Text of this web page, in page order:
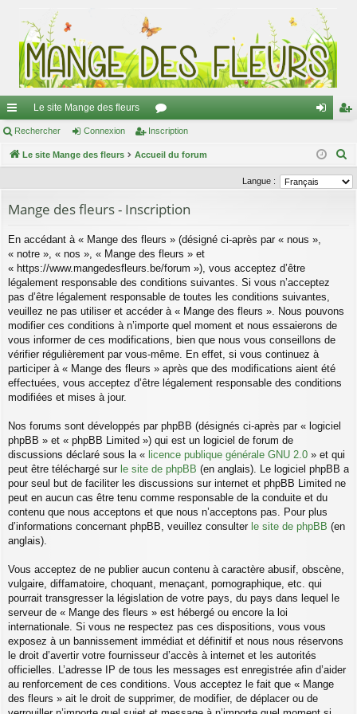
ac
co
ci
Le site Mange des fleurs
or
u
s
ne cri
pti
Rechercher Connexion Inscription
Le site Mange des fleurs Accueil du forum
c
Langue :
Mange des fleurs - Inscription
En accédant à « Mange des fleurs » (désigné ci-après par « nous »,
« notre », « nos », « Mange des fleurs » et
« https://www.mangedesfleurs.be/forum »), vous acceptez d’être
légalement responsable des conditions suivantes. Si vous n’acceptez
pas d’être légalement responsable de toutes les conditions suivantes,
veuillez ne pas utiliser et accéder à « Mange des fleurs ». Nous pouvons
modifier ces conditions à n’importe quel moment et nous essaierons de
vous informer de ces modifications, bien que nous vous conseillons de
vérifier régulièrement par vous-même. En effet, si vous continuez à
participer à « Mange des fleurs » après que des modifications aient été
effectuées, vous acceptez d’être légalement responsable des conditions
modifiées et mises à jour.
Nos forums sont développés par phpBB (désignés ci-après par « logiciel
phpBB » et « phpBB Limited ») qui est un logiciel de forum de
discussions déclaré sous la « licence publique générale GNU 2.0 » et qui
peut être téléchargé sur le site de phpBB (en anglais). Le logiciel phpBB a
pour seul but de faciliter les discussions sur internet et phpBB Limited ne
peut en aucun cas être tenu comme responsable de la conduite et du
contenu que nous acceptons et que nous n’acceptons pas. Pour plus
d’informations concernant phpBB, veuillez consulter le site de phpBB (en
anglais).
Vous acceptez de ne publier aucun contenu à caractère abusif, obscène,
vulgaire, diffamatoire, choquant, menaçant, pornographique, etc. qui
pourrait transgresser la législation de votre pays, du pays dans lequel le
serveur de « Mange des fleurs » est hébergé ou encore la loi
internationale. Si vous ne respectez pas ces dispositions, vous vous
exposez à un bannissement immédiat et définitif et nous nous réservons
le droit d’avertir votre fournisseur d’accès à internet et les autorités
officielles. L’adresse IP de tous les messages est enregistrée afin d’aider
au renforcement de ces conditions. Vous acceptez le fait que « Mange
des fleurs » ait le droit de supprimer, de modifier, de déplacer ou de